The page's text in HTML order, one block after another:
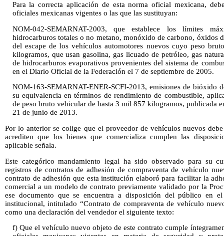
Para la correcta aplicación de esta norma oficial mexicana,
oficiales mexicanas vigentes o las que las sustituyan:
NOM-042-SEMARNAT-2003, que establece los límites
hidrocarburos totales o no metano, monóxido de carbono, óxidos
del escape de los vehículos automotores nuevos cuyo peso
kilogramos, que usan gasolina, gas licuado de petróleo, gas
de hidrocarburos evaporativos provenientes del sistema de
en el Diario Oficial de la Federación el 7 de septiembre de 2005.
NOM-163-SEMARNAT-ENER-SCFI-2013, emisiones de bióxido
su equivalencia en términos de rendimiento de combustible,
de peso bruto vehicular de hasta 3 mil 857 kilogramos, publicada
21 de junio de 2013.
Por lo anterior se colige que el proveedor de vehículos nuevos
acrediten que los bienes que comercializa cumplen las
aplicable señala.
Este categórico mandamiento legal ha sido observado para su
registros de contratos de adhesión de compraventa de vehículo
contrato de adhesión que esta institución elaboró para facilitar la
comercial a un modelo de contrato previamente validado por la
ese documento que se encuentra a disposición del público en
institucional, intitulado “Contrato de compraventa de vehículo
como una declaración del vendedor el siguiente texto:
f) Que el vehículo nuevo objeto de este contrato cumple